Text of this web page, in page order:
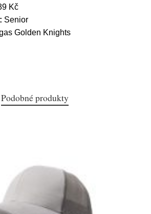
Kč
Senior
Golden Knights
Podobné produkty